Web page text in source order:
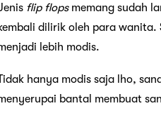
flip flopsmemang sudah
dilirik oleh para
lebih modis.
hanya modis saja lho,
bantal membuat